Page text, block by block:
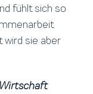
fühlt sich so
wird sie aber